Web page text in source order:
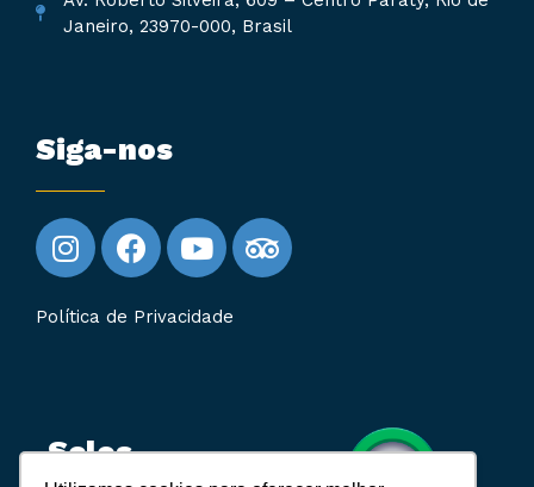
Janeiro, 23970-000, Brasil
Siga-nos
Política de Privacidade
Selos